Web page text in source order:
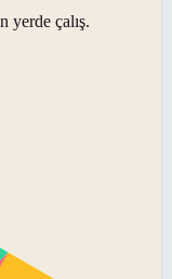
yerde çalış.